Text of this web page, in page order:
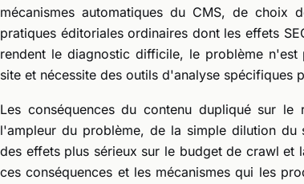
mécanismes automatiques du CMS, de choix
pratiques éditoriales ordinaires dont les effets
rendent le diagnostic difficile, le problème
site et nécessite des outils d'analyse spécifiques
Les conséquences du contenu dupliqué sur
l'ampleur du problème, de la simple dilution du
des effets plus sérieux sur le budget de crawl
ces conséquences et les mécanismes qui les